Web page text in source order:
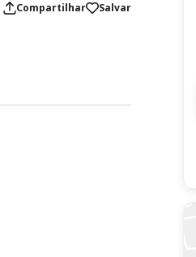
Compartilhar Salvar